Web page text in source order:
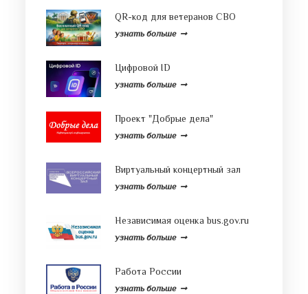
QR-код для ветеранов СВО
узнать больше
Цифровой ID
узнать больше
Проект "Добрые дела"
узнать больше
Виртуальный концертный зал
узнать больше
Независимая оценка bus.gov.ru
узнать больше
Работа России
узнать больше